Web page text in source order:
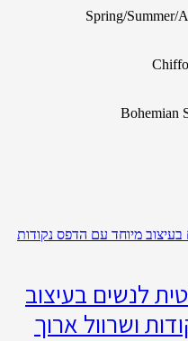
Spring/Summer/
Bohemian
לנשים בעיצוב
ושרוול ארוך